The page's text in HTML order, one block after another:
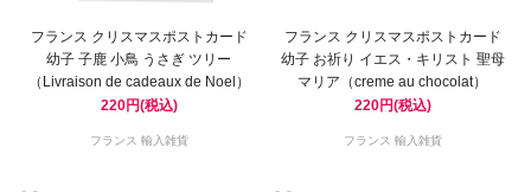
フランス クリスマスポストカード
幼子 子鹿 小鳥 うさぎ ツリー
（Livraison de cadeaux de Noel）
220円(税込)
フランス 輸入雑貨
フランス クリスマスポストカード
幼子 お祈り イエス・キリスト 聖母
マリア（creme au chocolat）
220円(税込)
フランス 輸入雑貨